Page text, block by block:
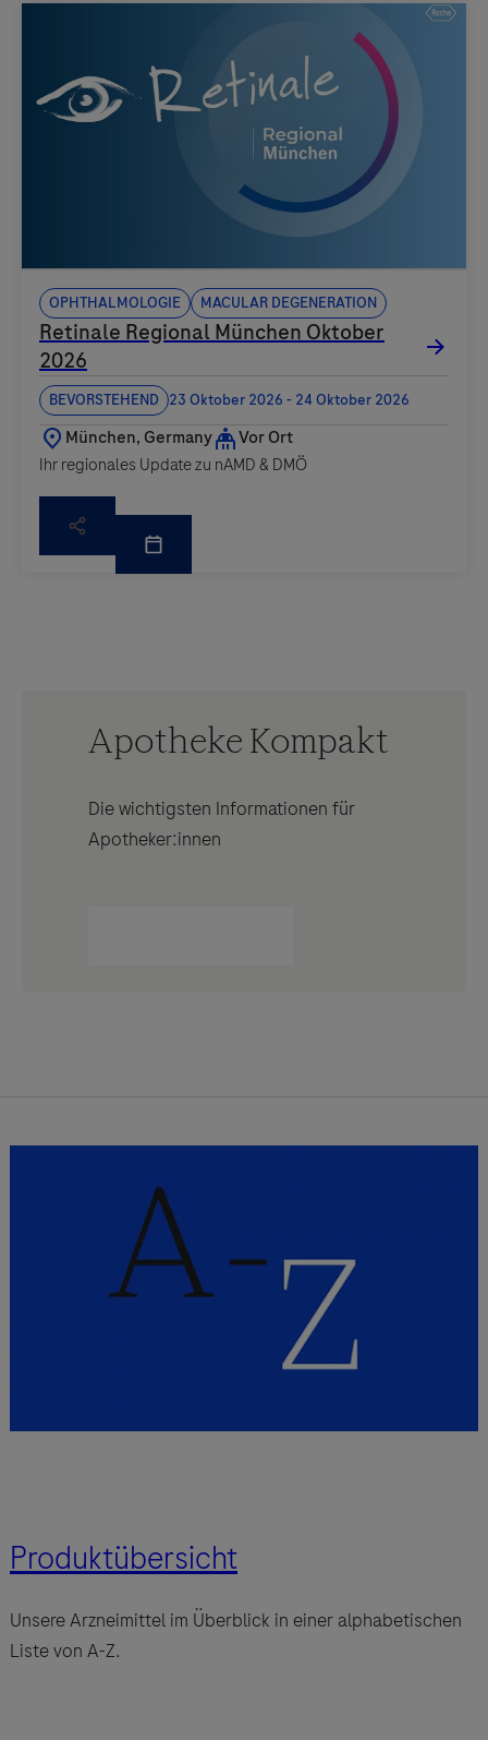
Ophthalmologie Macular degeneration
Ihr regionales Update zu nAMD & DMÖ
Apotheke Kompakt
Die wichtigsten Informationen für
Apotheker:innen
Produktübersicht
Unsere Arzneimittel im Überblick in einer alphabetischen
Liste von A-Z.